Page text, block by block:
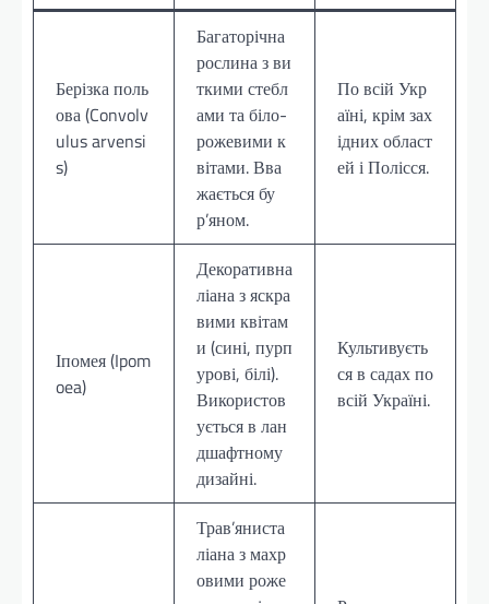
Берізка поль
ова (Convolv
ulus arvensi
s)
Багаторічна
рослина з ви
ткими стебл
ами та біло-
рожевими к
вітами. Вва
жається бу
р’яном.
По всій Укр
аїні, крім зах
ідних област
ей і Полісся.
Іпомея (Ipom
oea)
Декоративна
ліана з яскра
вими квітам
и (сині, пурп
урові, білі).
Використов
ується в лан
дшафтному
дизайні.
Культивуєть
ся в садах по
всій Україні.
Трав’яниста
ліана з махр
овими роже